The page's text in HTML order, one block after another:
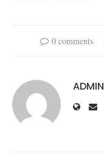
0 comments
ADMIN